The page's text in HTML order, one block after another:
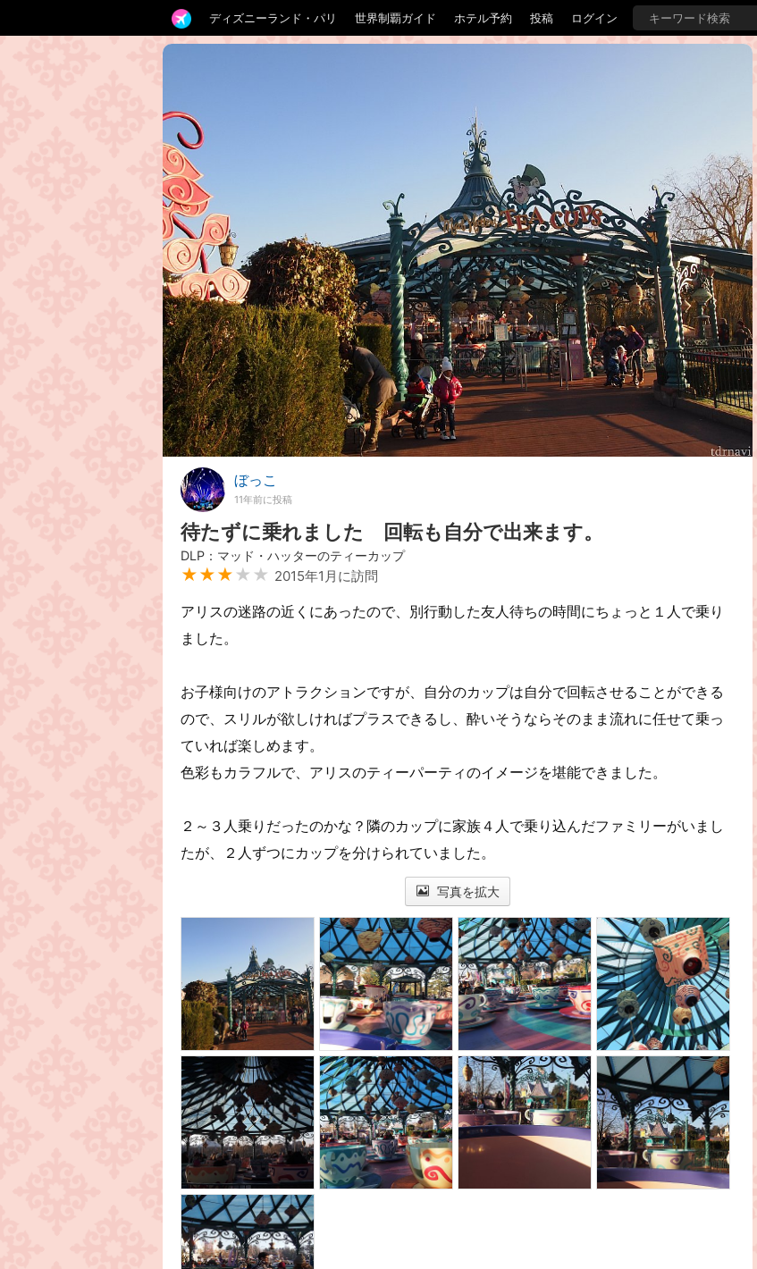
ディズニーランド・パリ 世界制覇ガイド ホテル予約 投稿 ログイン
ぼっこ
11年前に投稿
待たずに乗れました 回転も自分で出来ます。
DLP：マッド・ハッターのティーカップ
★★★ ★★ 2015年1月に訪問
アリスの迷路の近くにあったので、別行動した友人待ちの時間にちょっと１人で乗り
ました。
お子様向けのアトラクションですが、自分のカップは自分で回転させることができる
ので、スリルが欲しければプラスできるし、酔いそうならそのまま流れに任せて乗っ
ていれば楽しめます。
色彩もカラフルで、アリスのティーパーティのイメージを堪能できました。
２～３人乗りだったのかな？隣のカップに家族４人で乗り込んだファミリーがいまし
たが、２人ずつにカップを分けられていました。
写真を拡大